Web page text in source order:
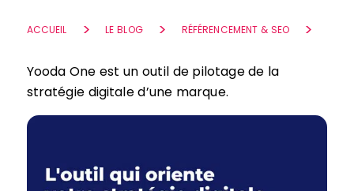
ACCUEIL LE BLOG RÉFÉRENCEMENT & SEO
Yooda One est un outil de pilotage de la
stratégie digitale d’une marque.